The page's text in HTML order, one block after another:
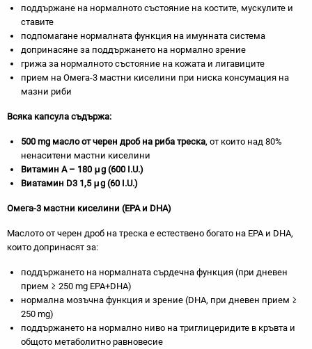
поддържане на нормалното състояние на костите, мускулите и
ставите
подпомагане нормалната функция на имунната система
допринасяне за поддържането на нормално зрение
грижа за нормалното състояние на кожата и лигавиците
прием на Омега-3 мастни киселини при ниска консумация на
мазни риби
Всяка капсула съдържа:
500 mg масло от черен дроб на риба треска, от които над 80%
ненаситени мастни киселини
Витамин А – 180 μg (600 I.U.)
Виатамин D3 1,5 μg (60 I.U.)
Омега-3 мастни киселини (EPA и DHA)
Маслото от черен дроб на треска е естествено богато на EPA и DHA,
които допринасят за:
поддържането на нормалната сърдечна функция (при дневен
прием ≥ 250 mg EPA+DHA)
нормална мозъчна функция и зрение (DHA, при дневен прием ≥
250 mg)
поддържането на нормално ниво на триглицеридите в кръвта и
общото метаболитно равновесие